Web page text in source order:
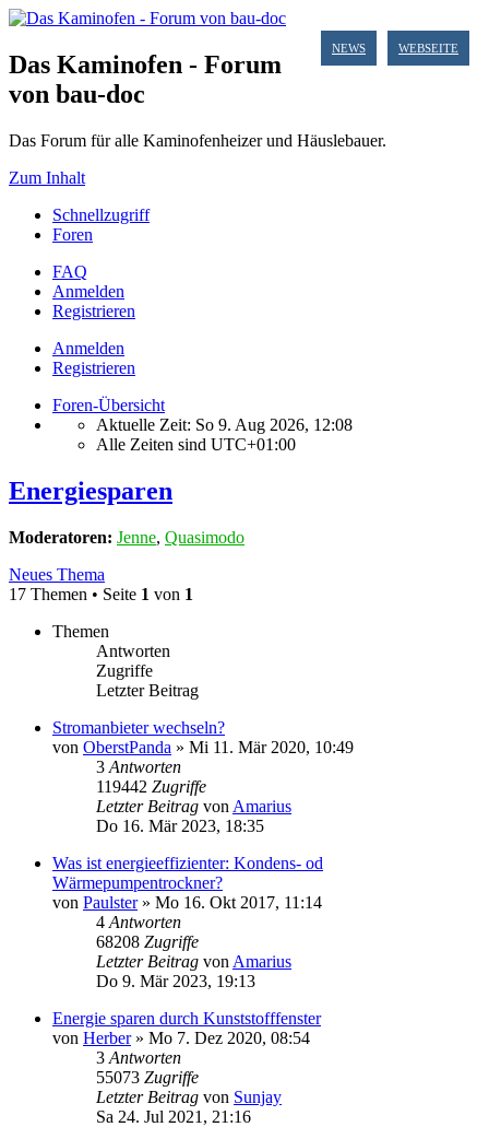
WEBSEITE
NEWS
Das Kaminofen - Forum
von bau-doc
Das Forum für alle Kaminofenheizer und Häuslebauer.
Zum Inhalt
Schnellzugriff
Foren
FAQ
Anmelden
Registrieren
Anmelden
Registrieren
Foren-Übersicht
Aktuelle Zeit: So 9. Aug 2026, 12:08
Alle Zeiten sind UTC+01:00
Energiesparen
Moderatoren: Jenne, Quasimodo
Neues Thema
17 Themen • Seite 1 von 1
Themen
Antworten
Zugriffe
Letzter Beitrag
Stromanbieter wechseln?
von OberstPanda » Mi 11. Mär 2020, 10:49
3 Antworten
119442 Zugriffe
Letzter Beitrag von Amarius
Do 16. Mär 2023, 18:35
Was ist energieeffizienter: Kondens- od
Wärmepumpentrockner?
von Paulster» Mo 16. Okt 2017, 11:14
4 Antworten
68208 Zugriffe
Letzter Beitrag von Amarius
Do 9. Mär 2023, 19:13
Energie sparen durch Kunststofffenster
von Herber» Mo 7. Dez 2020, 08:54
3 Antworten
55073 Zugriffe
Letzter Beitrag von Sunjay
Sa 24. Jul 2021, 21:16